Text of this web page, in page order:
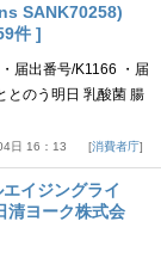
SANK70258)
件 ]
届出番号/K1166 ・届
とのう明日 乳酸菌 腸
日 16：13 消費者庁
イジングライ
ヨーク株式会